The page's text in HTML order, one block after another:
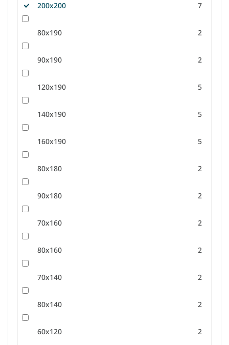
200x200 7
80x190 2
90x190 2
120x190 5
140x190 5
160x190 5
80x180 2
90x180 2
70x160 2
80x160 2
70x140 2
80x140 2
60x120 2